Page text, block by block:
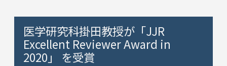
医学研究科掛田教授が「JJR
Excellent Reviewer Award in
2020」 を受賞